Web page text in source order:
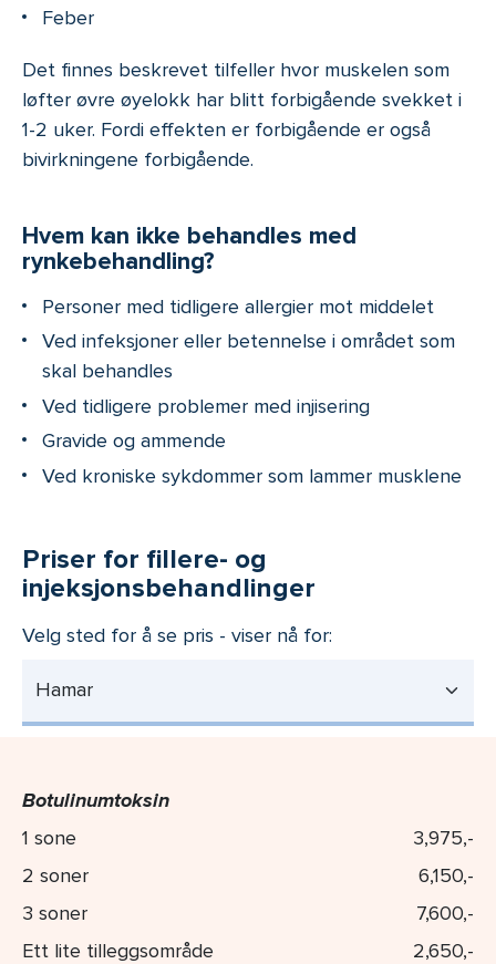
Feber
Det finnes beskrevet tilfeller hvor muskelen som
løfter øvre øyelokk har blitt forbigående svekket i
1-2 uker. Fordi effekten er forbigående er også
bivirkningene forbigående.
Hvem kan ikke behandles med
rynkebehandling?
Personer med tidligere allergier mot middelet
Ved infeksjoner eller betennelse i området som
skal behandles
Ved tidligere problemer med injisering
Gravide og ammende
Ved kroniske sykdommer som lammer musklene
Priser for fillere- og
injeksjonsbehandlinger
Velg sted for å se pris - viser nå for:
Hamar
Botulinumtoksin
1 sone
3,975,-
2 soner
6,150,-
3 soner
7,600,-
Ett lite tilleggsområde
2,650,-